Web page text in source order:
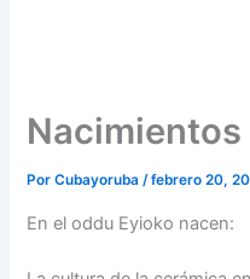
Nacimientos
PorCubayoruba/febrero 20,
En el oddu Eyioko nacen: